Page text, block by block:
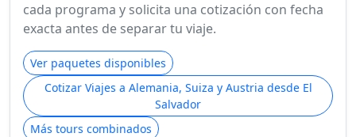
cada programa y solicita una cotización con fecha
exacta antes de separar tu viaje.
Ver paquetes disponibles
Cotizar Viajes a Alemania, Suiza y Austria desde El
Salvador
Más tours combinados